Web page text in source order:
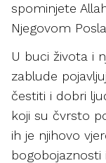
spominjete
Njegovom
U buci života i
zablude
čestiti i dobri
koji su čvrsto
ih je njihovo